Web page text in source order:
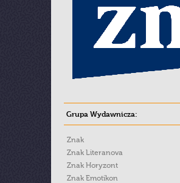
Grupa Wydawnicza:
Znak
Znak Literanova
Znak Horyzont
Znak Emotikon